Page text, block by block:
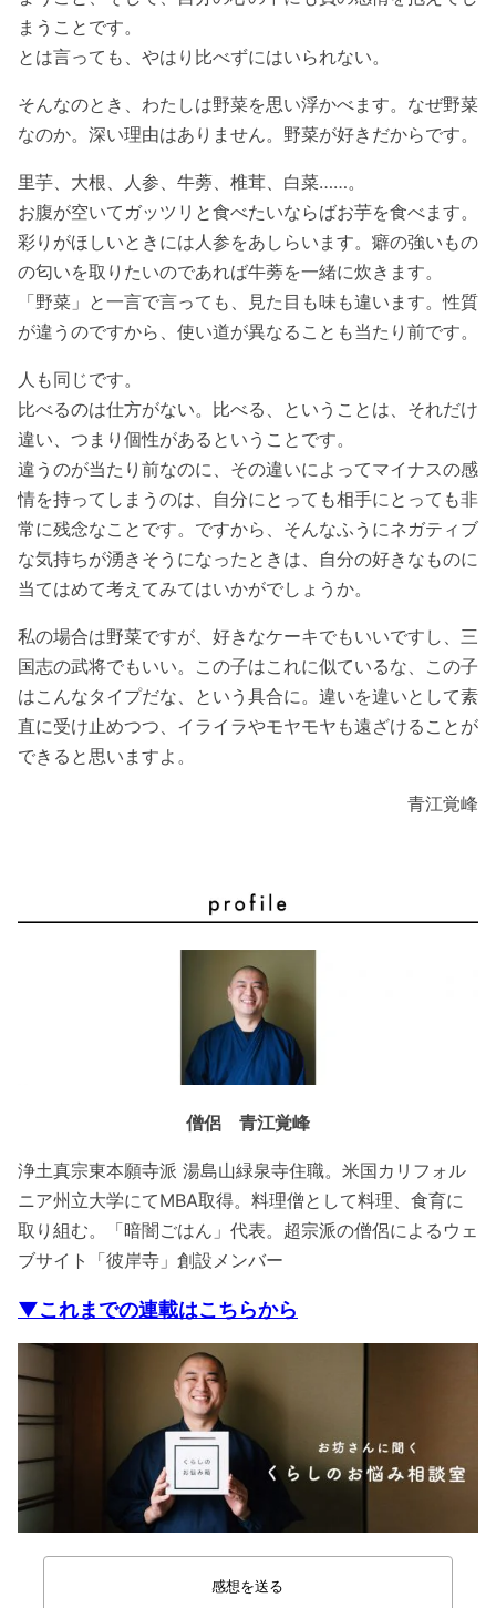
まうことです。
とは言っても、やはり比べずにはいられない。
そんなのとき、わたしは野菜を思い浮かべます。なぜ野菜
なのか。深い理由はありません。野菜が好きだからです。
里芋、大根、人参、牛蒡、椎茸、白菜……。
お腹が空いてガッツリと食べたいならばお芋を食べます。
彩りがほしいときには人参をあしらいます。癖の強いもの
の匂いを取りたいのであれば牛蒡を一緒に炊きます。
「野菜」と一言で言っても、見た目も味も違います。性質
が違うのですから、使い道が異なることも当たり前です。
人も同じです。
比べるのは仕方がない。比べる、ということは、それだけ
違い、つまり個性があるということです。
違うのが当たり前なのに、その違いによってマイナスの感
情を持ってしまうのは、自分にとっても相手にとっても非
常に残念なことです。ですから、そんなふうにネガティブ
な気持ちが湧きそうになったときは、自分の好きなものに
当てはめて考えてみてはいかがでしょうか。
私の場合は野菜ですが、好きなケーキでもいいですし、三
国志の武将でもいい。この子はこれに似ているな、この子
はこんなタイプだな、という具合に。違いを違いとして素
直に受け止めつつ、イライラやモヤモヤも遠ざけることが
できると思いますよ。
青江覚峰
僧侶 青江覚峰
浄土真宗東本願寺派 湯島山緑泉寺住職。米国カリフォル
ニア州立大学にてMBA取得。料理僧として料理、食育に
取り組む。「暗闇ごはん」代表。超宗派の僧侶によるウェ
ブサイト「彼岸寺」創設メンバー
▼これまでの連載はこちらから
感想を送る